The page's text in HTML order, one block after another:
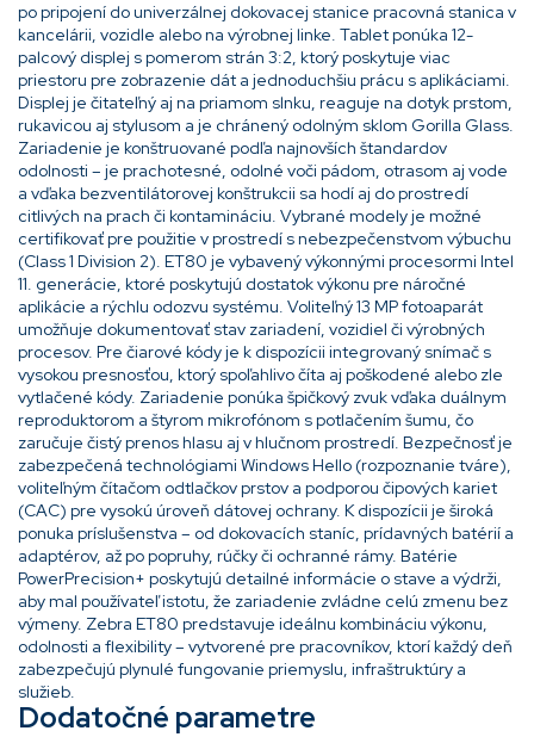
po pripojení do univerzálnej dokovacej stanice pracovná stanica v
kancelárii, vozidle alebo na výrobnej linke. Tablet ponúka 12-
palcový displej s pomerom strán 3:2, ktorý poskytuje viac
priestoru pre zobrazenie dát a jednoduchšiu prácu s aplikáciami.
Displej je čitateľný aj na priamom slnku, reaguje na dotyk prstom,
rukavicou aj stylusom a je chránený odolným sklom Gorilla Glass.
Zariadenie je konštruované podľa najnovších štandardov
odolnosti – je prachotesné, odolné voči pádom, otrasom aj vode
a vďaka bezventilátorovej konštrukcii sa hodí aj do prostredí
citlivých na prach či kontamináciu. Vybrané modely je možné
certifikovať pre použitie v prostredí s nebezpečenstvom výbuchu
(Class 1 Division 2). ET80 je vybavený výkonnými procesormi Intel
11. generácie, ktoré poskytujú dostatok výkonu pre náročné
aplikácie a rýchlu odozvu systému. Voliteľný 13 MP fotoaparát
umožňuje dokumentovať stav zariadení, vozidiel či výrobných
procesov. Pre čiarové kódy je k dispozícii integrovaný snímač s
vysokou presnosťou, ktorý spoľahlivo číta aj poškodené alebo zle
vytlačené kódy. Zariadenie ponúka špičkový zvuk vďaka duálnym
reproduktorom a štyrom mikrofónom s potlačením šumu, čo
zaručuje čistý prenos hlasu aj v hlučnom prostredí. Bezpečnosť je
zabezpečená technológiami Windows Hello (rozpoznanie tváre),
voliteľným čítačom odtlačkov prstov a podporou čipových kariet
(CAC) pre vysokú úroveň dátovej ochrany. K dispozícii je široká
ponuka príslušenstva – od dokovacích staníc, prídavných batérií a
adaptérov, až po popruhy, rúčky či ochranné rámy. Batérie
PowerPrecision+ poskytujú detailné informácie o stave a výdrži,
aby mal používateľ istotu, že zariadenie zvládne celú zmenu bez
výmeny. Zebra ET80 predstavuje ideálnu kombináciu výkonu,
odolnosti a flexibility – vytvorené pre pracovníkov, ktorí každý deň
zabezpečujú plynulé fungovanie priemyslu, infraštruktúry a
služieb.
Dodatočné parametre